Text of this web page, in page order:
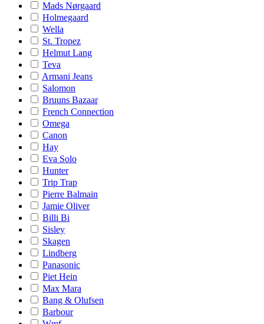
Mads Nørgaard
Holmegaard
Wella
St. Tropez
Helmut Lang
Teva
Armani Jeans
Salomon
Bruuns Bazaar
French Connection
Omega
Canon
Hay
Eva Solo
Hunter
Trip Trap
Pierre Balmain
Jamie Oliver
Billi Bi
Sisley
Skagen
Lindberg
Panasonic
Piet Hein
Max Mara
Bang & Olufsen
Barbour